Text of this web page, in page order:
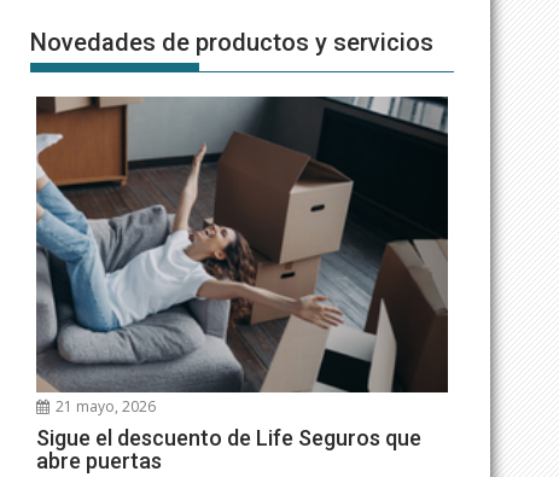
Novedades de productos y servicios
21 mayo, 2026
Sigue el descuento de Life Seguros que
abre puertas